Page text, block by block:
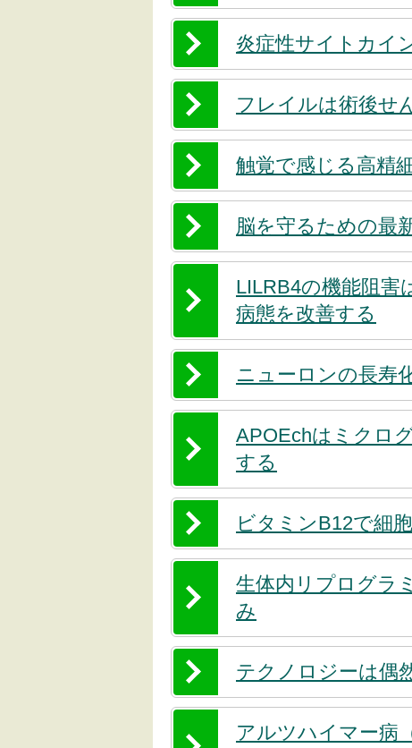
炎症性サイトカイ
フレイルは術後せ
触覚で感じる高精
脳を守るための最
LILRB4の機能阻害
病態を改善する
ニューロンの長寿
APOEchはミクロ
する
ビタミンB12で細
生体内リプログラ
み
テクノロジーは偶
アルツハイマー病